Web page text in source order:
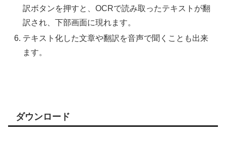
訳ボタンを押すと、OCRで読み取ったテキストが翻
訳され、下部画面に現れます。
テキスト化した文章や翻訳を音声で聞くことも出来
ます。
ダウンロード